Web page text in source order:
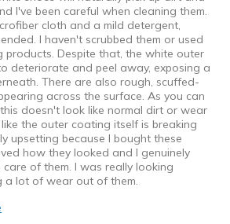
I've been careful when cleaning them.
cloth and a mild detergent,
I haven't scrubbed them or used
products. Despite that, the white outer
deteriorate and peel away, exposing a
There are also rough, scuffed-
across the surface. As you can
doesn't look like normal dirt or wear
the outer coating itself is breaking
upsetting because I bought these
how they looked and I genuinely
of them. I was really looking
lot of wear out of them.